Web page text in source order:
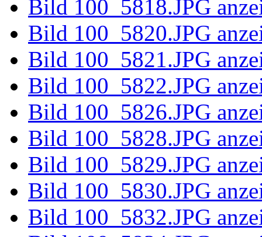
Bild
Bild
Bild
Bild